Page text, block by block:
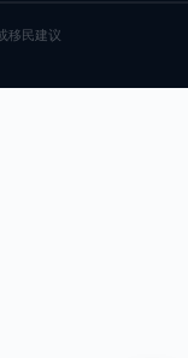
移民建议